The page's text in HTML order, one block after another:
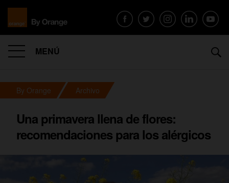
MENÚ
By Orange Archivo
Una primavera llena de flores:
recomendaciones para los alérgicos